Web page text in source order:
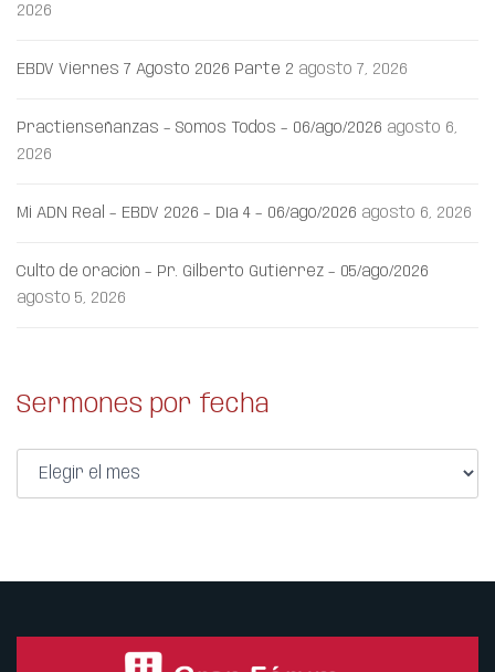
2026
EBDV Viernes 7 Agosto 2026 Parte 2 agosto 7, 2026
Practienseñanzas – Somos Todos – 06/ago/2026 agosto 6,
2026
Mi ADN Real – EBDV 2026 – Día 4 – 06/ago/2026 agosto 6, 2026
Culto de oración – Pr. Gilberto Gutiérrez – 05/ago/2026
agosto 5, 2026
Sermones por fecha